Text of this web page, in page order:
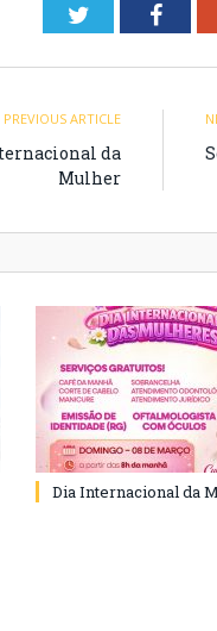
Twitter
PREVIOUS ARTICLE
da
Mulher
Dia Internacional da